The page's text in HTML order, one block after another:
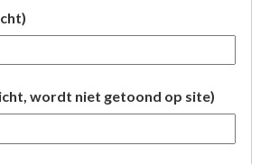
wordt niet getoond op site)